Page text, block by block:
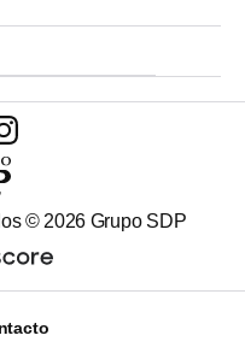
© 2026 Grupo SDP